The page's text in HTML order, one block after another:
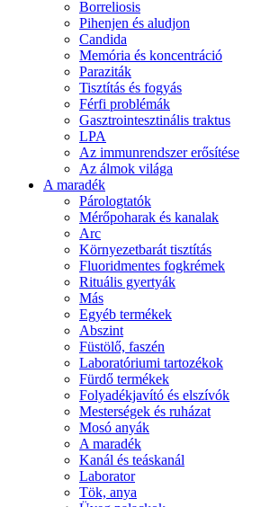
Borreliosis
Pihenjen és aludjon
Candida
Memória és koncentráció
Paraziták
Tisztítás és fogyás
Férfi problémák
Gasztrointesztinális traktus
LPA
Az immunrendszer erősítése
Az álmok világa
A maradék
Párologtatók
Mérőpoharak és kanalak
Arc
Környezetbarát tisztítás
Fluoridmentes fogkrémek
Rituális gyertyák
Más
Egyéb termékek
Abszint
Füstölő, faszén
Laboratóriumi tartozékok
Fürdő termékek
Folyadékjavító és elszívók
Mesterségek és ruházat
Mosó anyák
A maradék
Kanál és teáskanál
Laborator
Tök, anya